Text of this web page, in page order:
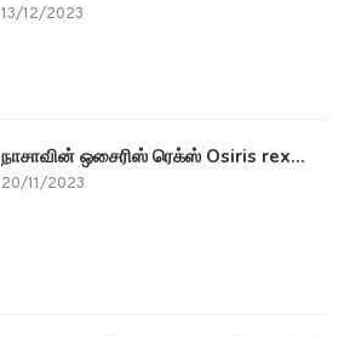
13/12/2023
நாசாவின் ஒசைரிஸ் ரெக்ஸ் Osiris rex...
20/11/2023